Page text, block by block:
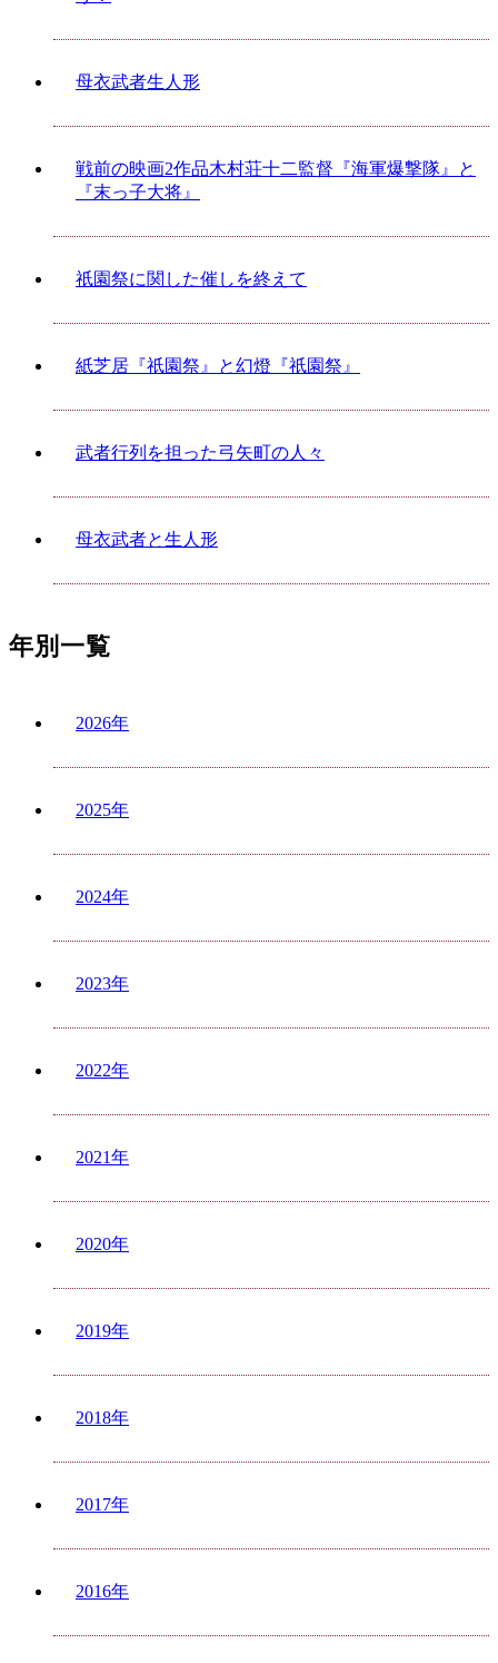
母衣武者生人形
戦前の映画2作品木村荘十二監督『海軍爆撃隊』と
『末っ子大将』
祇園祭に関した催しを終えて
紙芝居『祇園祭』と幻燈『祇園祭』
武者行列を担った弓矢町の人々
母衣武者と生人形
年別一覧
2026年
2025年
2024年
2023年
2022年
2021年
2020年
2019年
2018年
2017年
2016年